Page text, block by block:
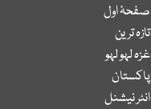
صفحۂ اول
تازہ ترین
غزہ لہو لہو
پاکستان
انٹر نیشنل